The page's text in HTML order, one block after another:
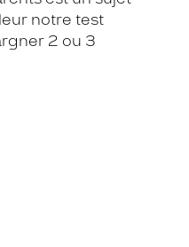
notre test
2 ou 3